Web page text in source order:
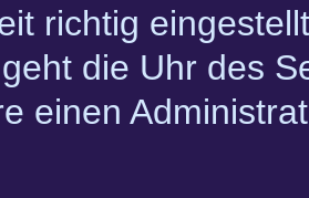
richtig
die Uhr des
einen